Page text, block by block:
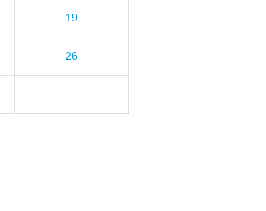
19
26